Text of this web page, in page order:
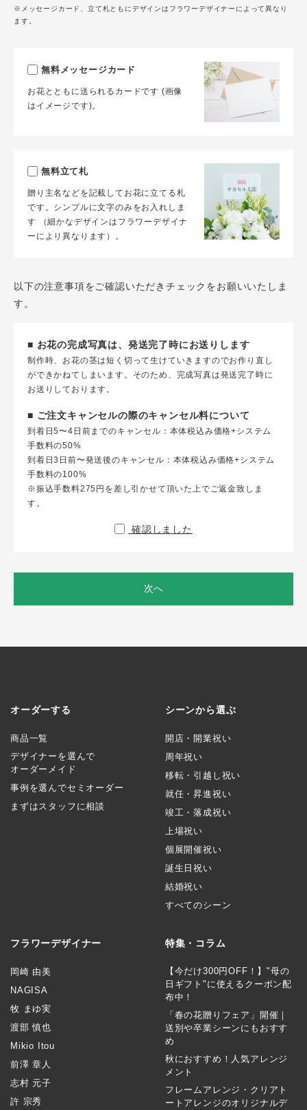
※メッセージカード、立て札ともにデザインはフラワーデザイナーによって異なり
ます。
無料メッセージカード
お花とともに送られるカードです (画像
はイメージです)。
無料立て札
贈り主名などを記載してお花に立てる札
です。シンプルに文字のみをお入れしま
す （細かなデザインはフラワーデザイナ
ーにより異なります）。
以下の注意事項をご確認いただきチェックをお願いいたしま
す。
■ お花の完成写真は、発送完了時にお送りします
制作時、お花の茎は短く切って生けていきますのでお作り直し
ができかねてしまいます。そのため、完成写真は発送完了時に
お送りしております。
■ ご注文キャンセルの際のキャンセル料について
到着日5〜4日前までのキャンセル：本体税込み価格+システム
手数料の50%
到着日3日前〜発送後のキャンセル：本体税込み価格+システム
手数料の100%
※振込手数料275円を差し引かせて頂いた上でご返金致しま
す。
確認しました
次へ
オーダーする
商品一覧
デザイナーを選んで
オーダーメイド
事例を選んでセミオーダー
まずはスタッフに相談
シーンから選ぶ
開店・開業祝い
周年祝い
移転・引越し祝い
就任・昇進祝い
竣工・落成祝い
上場祝い
個展開催祝い
誕生日祝い
結婚祝い
すべてのシーン
フラワーデザイナー
岡崎 由美
NAGISA
牧 まゆ実
渡部 慎也
Mikio Itou
前澤 章人
志村 元子
許 宗秀
特集・コラム
【今だけ300円OFF！】"母の
日ギフト"に使えるクーポン配
布中！
「春の花贈りフェア」開催｜
送別や卒業シーンにもおすす
め
秋におすすめ！人気アレンジ
メント
フレームアレンジ・クリアト
ートアレンジのオリジナルデ